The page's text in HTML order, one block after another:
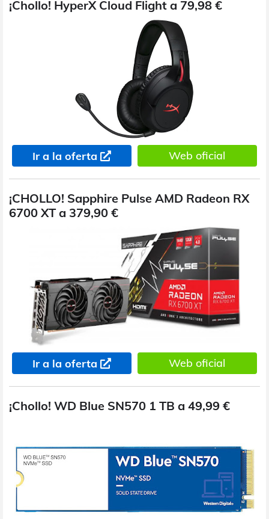
¡Chollo! HyperX Cloud Flight a 79,98 €
Ir a la oferta Web oficial
¡CHOLLO! Sapphire Pulse AMD Radeon RX
6700 XT a 379,90 €
Ir a la oferta Web oficial
¡Chollo! WD Blue SN570 1 TB a 49,99 €